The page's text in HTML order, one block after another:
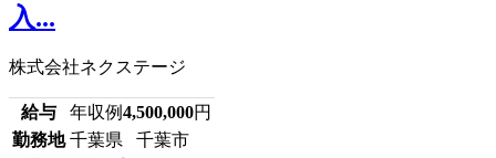
入...
株式会社ネクステージ
給与 年収例4,500,000円
勤務地 千葉県 千葉市